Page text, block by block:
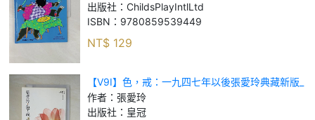
出版社： ChildsPlayIntlLtd
ISBN： 9780859539449
NT$ 129
【V9I】色，戒：一九四七年以後張愛玲典藏新版_
張愛玲
作者： 張愛玲
出版社： 皇冠